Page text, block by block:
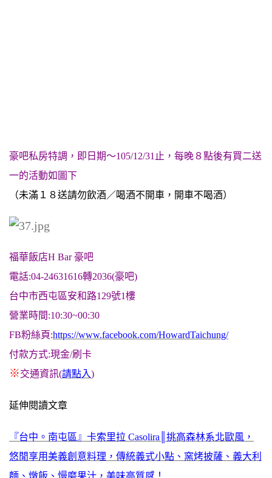
豪吧私房特調，即日期～105/12/31止，每晚８點後有買二送
一的活動如圖下
（未滿１８送請勿飲酒／喝酒不開車，開車不喝酒）
福華飯店H Bar 豪吧
電話:04-24631616轉2036(豪吧)
台中市西屯區安和路129號1樓
營業時間:10:30~00:30
FB粉絲頁:https://www.facebook.com/HowardTaichung/
付款方式:現金/刷卡
※交通資訊(請點入)
延伸閱讀文章
『台中。南屯區』卡索里拉 Casolira║挑高森林系北歐風，
悠閒享用美義創意料理，傳統義式小點、窯烤披薩、義大利
麵、燉飯、慢磨果汁，美味高質感！